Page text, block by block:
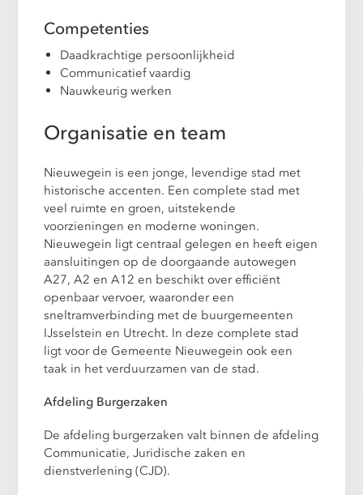
Competenties
Daadkrachtige persoonlijkheid
Communicatief vaardig
Nauwkeurig werken
Organisatie en team
Nieuwegein is een jonge, levendige stad met
historische accenten. Een complete stad met
veel ruimte en groen, uitstekende
voorzieningen en moderne woningen.
Nieuwegein ligt centraal gelegen en heeft eigen
aansluitingen op de doorgaande autowegen
A27, A2 en A12 en beschikt over efficiënt
openbaar vervoer, waaronder een
sneltramverbinding met de buurgemeenten
IJsselstein en Utrecht. In deze complete stad
ligt voor de Gemeente Nieuwegein ook een
taak in het verduurzamen van de stad.
Afdeling Burgerzaken
De afdeling burgerzaken valt binnen de afdeling
Communicatie, Juridische zaken en
dienstverlening (CJD).